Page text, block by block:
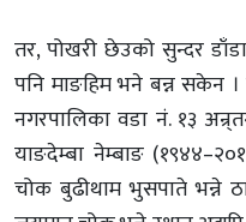
तर, पोखरी छेउको सुन्दर
पनि माङहिम भने बन्न सकेन
नगरपालिका वडा नं. १३
याङदेम्बा नेम्बाङ
चोक बुढीथाम भुसपाते भन्ने